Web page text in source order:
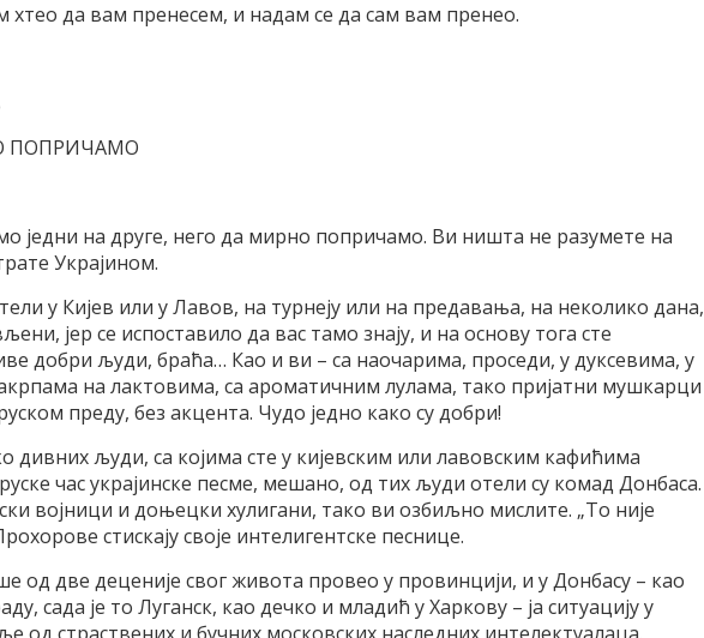
хтео да вам пренесем, и надам се да сам вам пренео.
ПОПРИЧАМО
једни на друге, него да мирно попричамо. Ви ништа не разумете на
Украјином.
у Кијев или у Лавов, на турнеју или на предавања, на неколико дана,
јер се испоставило да вас тамо знају, и на основу тога сте
добри људи, браћа… Као и ви – са наочарима, проседи, у дуксевима, у
на лактовима, са ароматичним лулама, тако пријатни мушкарци
преду, без акцента. Чудо једно како су добри!
дивних људи, са којима сте у кијевским или лавовским кафићима
час украјинске песме, мешано, од тих људи отели су комад Донбаса.
војници и доњецки хулигани, тако ви озбиљно мислите. „То није
стискају своје интелигентске песнице.
од две деценије свог живота провео у провинцији, и у Донбасу – као
сада је то Луганск, као дечко и младић у Харкову – ја ситуацију у